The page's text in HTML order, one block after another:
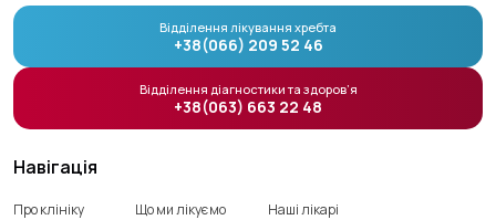
Навігація
Про клініку Що ми лікуємо
Наші лікарі
Відділення лікування хребта
+38(066) 209 52 46
Відділення діагностики та здоров’я
+38(063) 663 22 48